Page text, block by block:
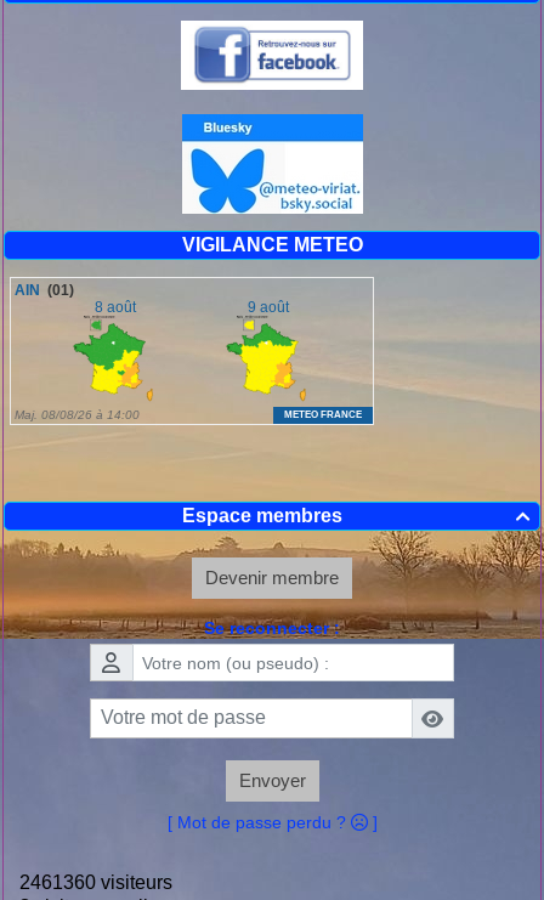
VIGILANCE METEO

Espace membres
Devenir membre
Se reconnecter :
Envoyer
[ Mot de passe perdu ? ]
2461360 visiteurs